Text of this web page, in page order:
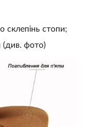
склепінь стопи;
(див. фото)